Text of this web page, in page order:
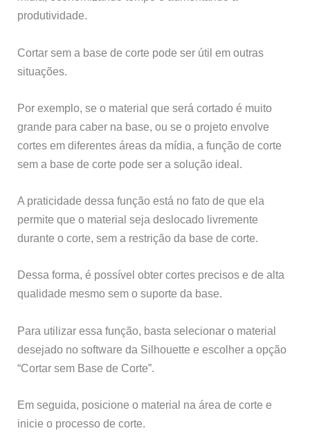
produtividade.
Cortar sem a base de corte pode ser útil em outras
situações.
Por exemplo, se o material que será cortado é muito
grande para caber na base, ou se o projeto envolve
cortes em diferentes áreas da mídia, a função de corte
sem a base de corte pode ser a solução ideal.
A praticidade dessa função está no fato de que ela
permite que o material seja deslocado livremente
durante o corte, sem a restrição da base de corte.
Dessa forma, é possível obter cortes precisos e de alta
qualidade mesmo sem o suporte da base.
Para utilizar essa função, basta selecionar o material
desejado no software da Silhouette e escolher a opção
“Cortar sem Base de Corte”.
Em seguida, posicione o material na área de corte e
inicie o processo de corte.